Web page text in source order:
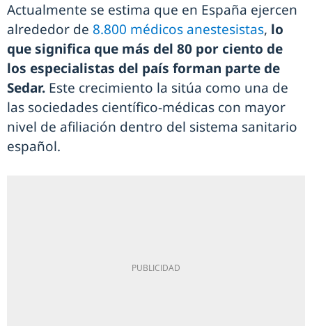
Actualmente se estima que en España ejercen
alrededor de 8.800 médicos anestesistas, lo
que significa que más del 80 por ciento de
los especialistas del país forman parte de
Sedar. Este crecimiento la sitúa como una de
las sociedades científico-médicas con mayor
nivel de afiliación dentro del sistema sanitario
español.